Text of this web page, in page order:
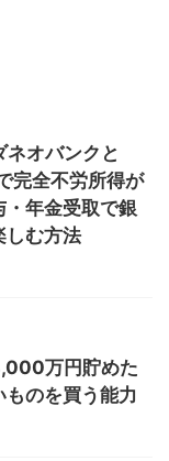
オバンクと
完全不労所得が
年金受取で銀
しむ方法
万円貯めた
のを買う能力